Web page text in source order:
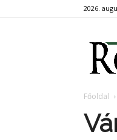
2026.
Főoldal